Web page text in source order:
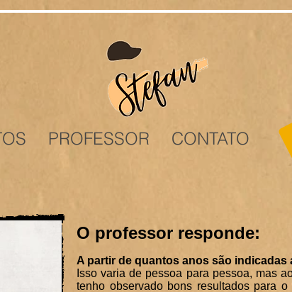
PROFESSOR CONTATO
O professor responde:
A partir de quantos anos são
Isso varia de pessoa para pessoa, mas
tenho observado bons resultados para